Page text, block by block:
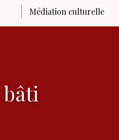
Médiation culturelle